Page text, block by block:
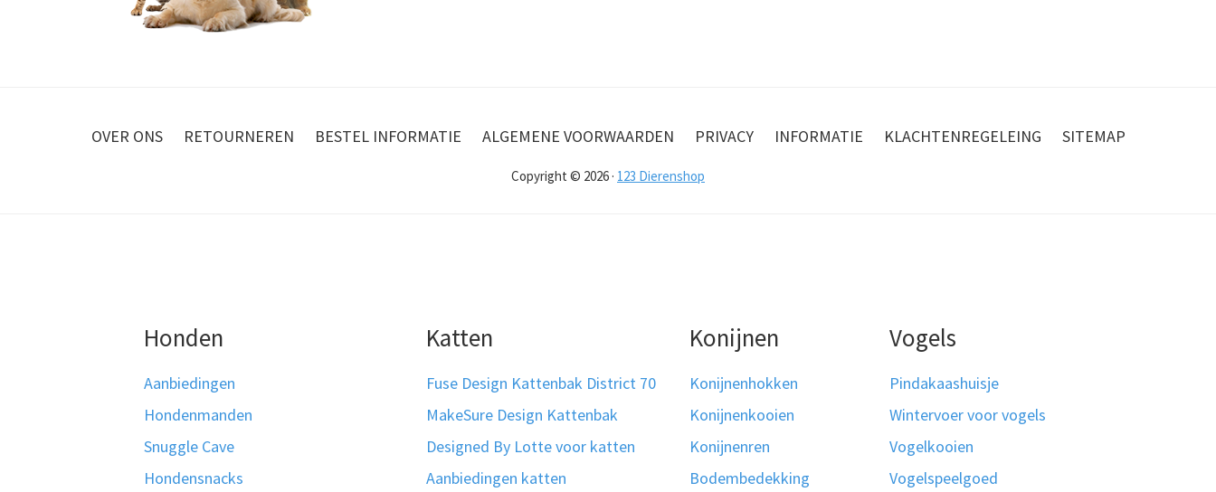
OVER ONS RETOURNEREN BESTEL INFORMATIE ALGEMENE VOORWAARDEN PRIVACY INFORMATIE KLACHTENREGELEING SITEMAP
Copyright © 2026 · 123 Dierenshop
Honden
Aanbiedingen
Hondenmanden
Snuggle Cave
Hondensnacks
Katten
Fuse Design Kattenbak District 70
MakeSure Design Kattenbak
Designed By Lotte voor katten
Aanbiedingen katten
Konijnen
Konijnenhokken
Konijnenkooien
Konijnenren
Bodembedekking
Vogels
Pindakaashuisje
Wintervoer voor vogels
Vogelkooien
Vogelspeelgoed